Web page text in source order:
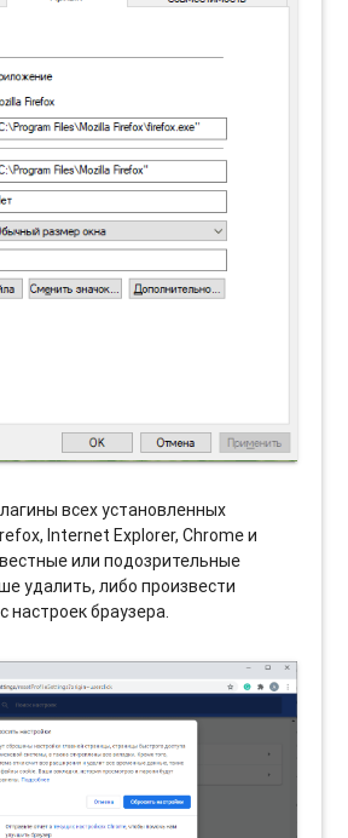
всех установленных
Internet Explorer, Chrome и
или подозрительные
удалить, либо произвести
настроек браузера.